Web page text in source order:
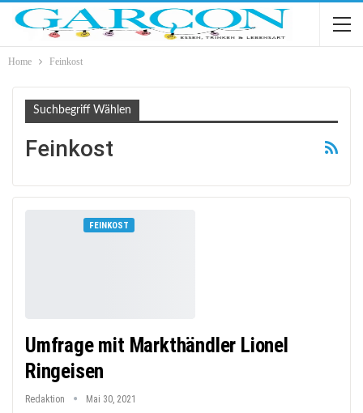
Home Feinkost
Suchbegriff Wählen
Feinkost
FEINKOST
Umfrage mit Markthändler Lionel
Ringeisen
Redaktion Mai 30, 2021